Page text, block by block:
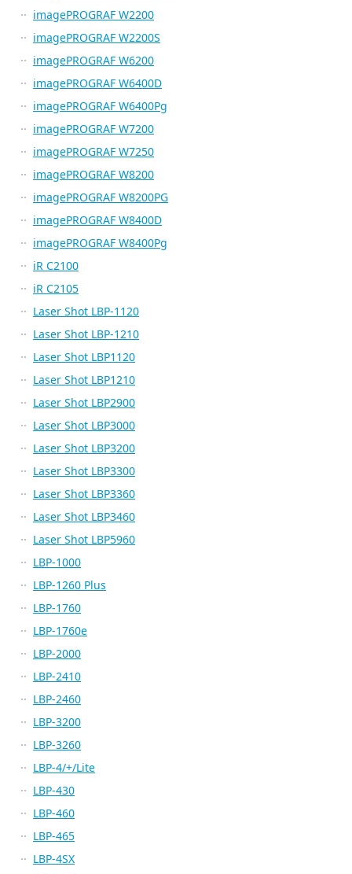
imagePROGRAF W2200
imagePROGRAF W2200S
imagePROGRAF W6200
imagePROGRAF W6400D
imagePROGRAF W6400Pg
imagePROGRAF W7200
imagePROGRAF W7250
imagePROGRAF W8200
imagePROGRAF W8200PG
imagePROGRAF W8400D
imagePROGRAF W8400Pg
iR C2100
iR C2105
Laser Shot LBP-1120
Laser Shot LBP-1210
Laser Shot LBP1120
Laser Shot LBP1210
Laser Shot LBP2900
Laser Shot LBP3000
Laser Shot LBP3200
Laser Shot LBP3300
Laser Shot LBP3360
Laser Shot LBP3460
Laser Shot LBP5960
LBP-1000
LBP-1260 Plus
LBP-1760
LBP-1760e
LBP-2000
LBP-2410
LBP-2460
LBP-3200
LBP-3260
LBP-4/+/Lite
LBP-430
LBP-460
LBP-465
LBP-4SX